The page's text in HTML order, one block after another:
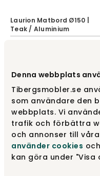
Denna webbplats
Tibergsmobler.se
som användare den
webbplats. Vi
trafik och förbättra
och annonser till
använder cookies
kan göra under "Visa
Laurion Matbord Ø150 |
Teak / Aluminium